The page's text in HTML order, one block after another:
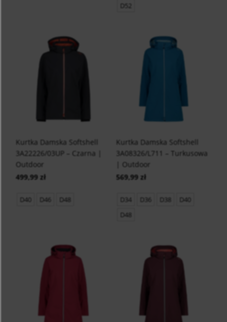
D52
Kurtka Damska Softshell
3A22226/03UP – Czarna |
Outdoor
499,99 zł
D40 D46 D48
Kurtka Damska Softshell
3A08326/L711 – Turkusowa
| Outdoor
569,99 zł
D34 D36 D38
D40
D48